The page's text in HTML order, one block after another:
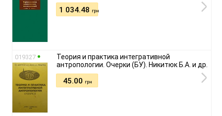
1 034.48 грн
019327
Теория и практика интегративной
антропологии. Очерки (БУ). Никитюк Б.А. и др.
45.00 грн